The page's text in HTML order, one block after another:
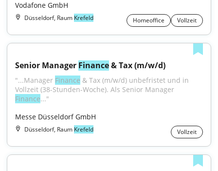
Vodafone GmbH
Düsseldorf, Raum Krefeld Homeoffice Vollzeit
Senior Manager Finance & Tax (m/w/d)
"...Manager Finance & Tax (m/w/d) unbefristet und in
Finance..."
Messe Düsseldorf GmbH
Düsseldorf, Raum Krefeld Vollzeit